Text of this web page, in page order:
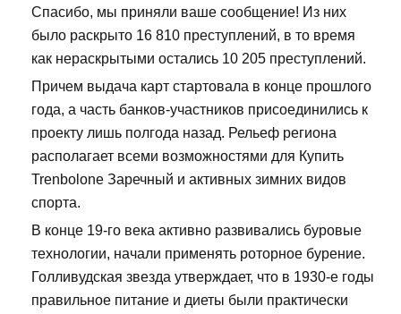
Спасибо, мы приняли ваше сообщение! Из них
было раскрыто 16 810 преступлений, в то время
как нераскрытыми остались 10 205 преступлений.
Причем выдача карт стартовала в конце прошлого
года, а часть банков-участников присоединились к
проекту лишь полгода назад. Рельеф региона
располагает всеми возможностями для Купить
Trenbolone Заречный и активных зимних видов
спорта.
В конце 19-го века активно развивались буровые
технологии, начали применять роторное бурение.
Голливудская звезда утверждает, что в 1930-е годы
правильное питание и диеты были практически